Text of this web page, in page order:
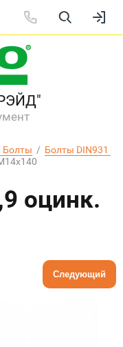
Болты
  /
Болты DIN931
М14х140
оцинк.
Следующий